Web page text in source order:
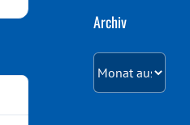
Archiv
Archiv